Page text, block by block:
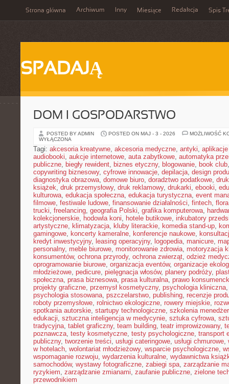
Strona główna Archiwum Inny Miesiące Redakcja Spis
SPADAJĄ
DOM I GOSPODARSTWO
POSTED BY ADMIN POSTED ON MAJ - 3 - 2026
MOŻLIWOŚĆ
WYŁĄCZONA
Tagi: akcesoria kreatywne, akcesoria medyczne, antyki,
audiobooki, aukcje internetowe, auta zabytkowe, automatyka
publiczne, biegły rewident, biznes etyczny, blogowanie, book club
copywriting biznesowy, cyfrowe innowacje, depilacja, design
diagnostyka obrazowa, domowe biuro, doradztwo podatkowe,
książek, druk przemysłowy, druk reklamowy, drukarki, ebooki,
kulturowa, edukacja społeczna, edukacja turystyczna, event
filmowe, festiwale ludowe, finansowanie działalności, fintech, flora
trucki, freelancing, geografia Polski, grafika komputerowa,
kolekcjonerskie, hodowla koni, hotele butikowe, inkubatory
artystyczne, klimatyzacja, kluby literackie, komedia stand-up,
gamingowe, koncerty kameralne, konferencje naukowe,
kredyt inwestycyjny, leasing operacyjny, logopedia, manicure,
personalny, meble biurowe, monitorowanie zdrowia, motoryzacja
konsumentów, ochrona przyrody, ochrona zwierząt, odzież
oprogramowanie biurowe, organizacja eventów, organizacje
młodzieżowe, pedicure, pielęgnacja włosów, planery podróży,
społeczna, prasa biznesowa, prasa kulturalna, prawo
projekty graficzne, przemysł kosmetyczny, psychologia kliniczna
psychologia stosowana, pszczelarstwo, publishing, recenzje
roboty przemysłowe, rolnictwo ekologiczne, rowery miejskie,
spotkania autorskie, startupy technologiczne, szkolenia
edukacji, sztuczna inteligencja w medycynie, sztuka cyfrowa,
tradycyjna, tablet graficzny, team building, teatr improwizowany,
poznawcza, testy kosmetyczne, testy psychologiczne, transport
publiczny, tworzenie treści, usługi cateringowe, usługi chmurowe,
w hotelach, wolontariat młodzieżowy, wsparcie psychologiczne,
wspomaganie rozwoju, wydarzenia kulturalne, wydawnictwa
samochodów, wystawy fotograficzne, zabiegi spa, zarządzanie
ryzykiem, zarządzanie zmianami, zaufanie publiczne, zielone
przewodnikiem